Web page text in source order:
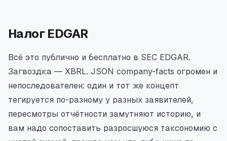
Налог EDGAR
Всё это публично и бесплатно в SEC EDGAR.
Загвоздка — XBRL. JSON company-facts огромен и
непоследователен: один и тот же концепт
тегируется по-разному у разных заявителей,
пересмотры отчётности замутняют историю, и
вам надо сопоставить разросшуюся таксономию с